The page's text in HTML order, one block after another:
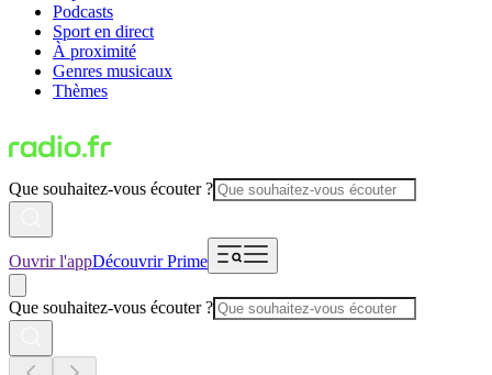
Podcasts
Sport en direct
À proximité
Genres musicaux
Thèmes
Que souhaitez-vous écouter ?
Ouvrir l'appDécouvrir Prime
Que souhaitez-vous écouter ?